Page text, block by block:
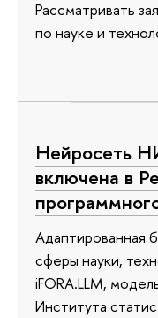
Рассматривать
по науке и
Нейросеть
включена в
Адаптированная
сферы науки,
iFORA.LLM,
Института